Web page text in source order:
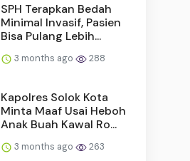
SPH Terapkan Bedah
Minimal Invasif, Pasien
Bisa Pulang Lebih...
3 months ago 288
Kapolres Solok Kota
Minta Maaf Usai Heboh
Anak Buah Kawal Ro...
3 months ago 263